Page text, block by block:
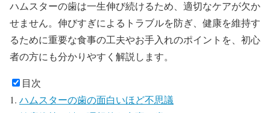
ハムスターの歯は一生伸び続けるため、適切なケアが欠か
せません。伸びすぎによるトラブルを防ぎ、健康を維持す
るために重要な食事の工夫やお手入れのポイントを、初心
者の方にも分かりやすく解説します。
目次
ハムスターの歯の面白いほど不思議